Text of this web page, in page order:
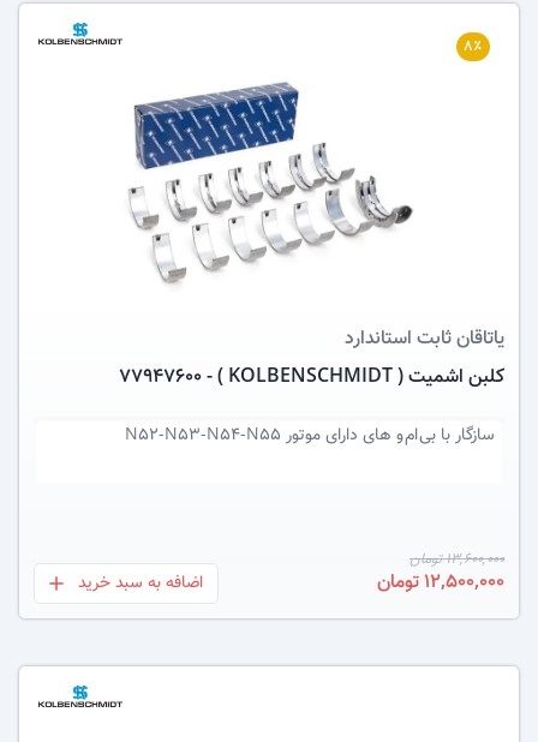
عکس کالا
۸٪
یاتاقان ثابت استاندارد
کلبن اشمیت ( KOLBENSCHMIDT ) - 77947600
سازگار با بی ام و های دارای موتور N52-N53-N54-N55
13,600,000 تومان
12,500,000 تومان بعلاوه
اضافه به سبد خرید